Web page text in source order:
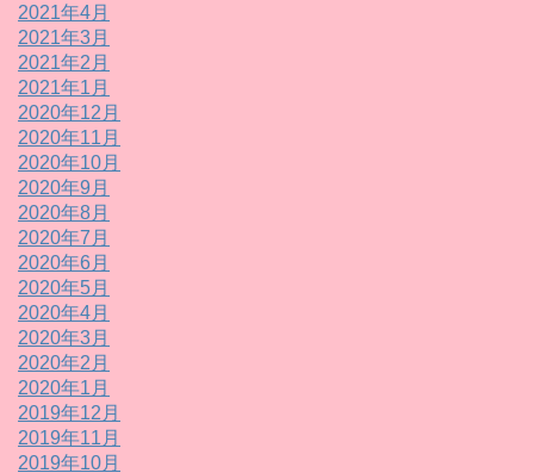
2021年4月
2021年3月
2021年2月
2021年1月
2020年12月
2020年11月
2020年10月
2020年9月
2020年8月
2020年7月
2020年6月
2020年5月
2020年4月
2020年3月
2020年2月
2020年1月
2019年12月
2019年11月
2019年10月